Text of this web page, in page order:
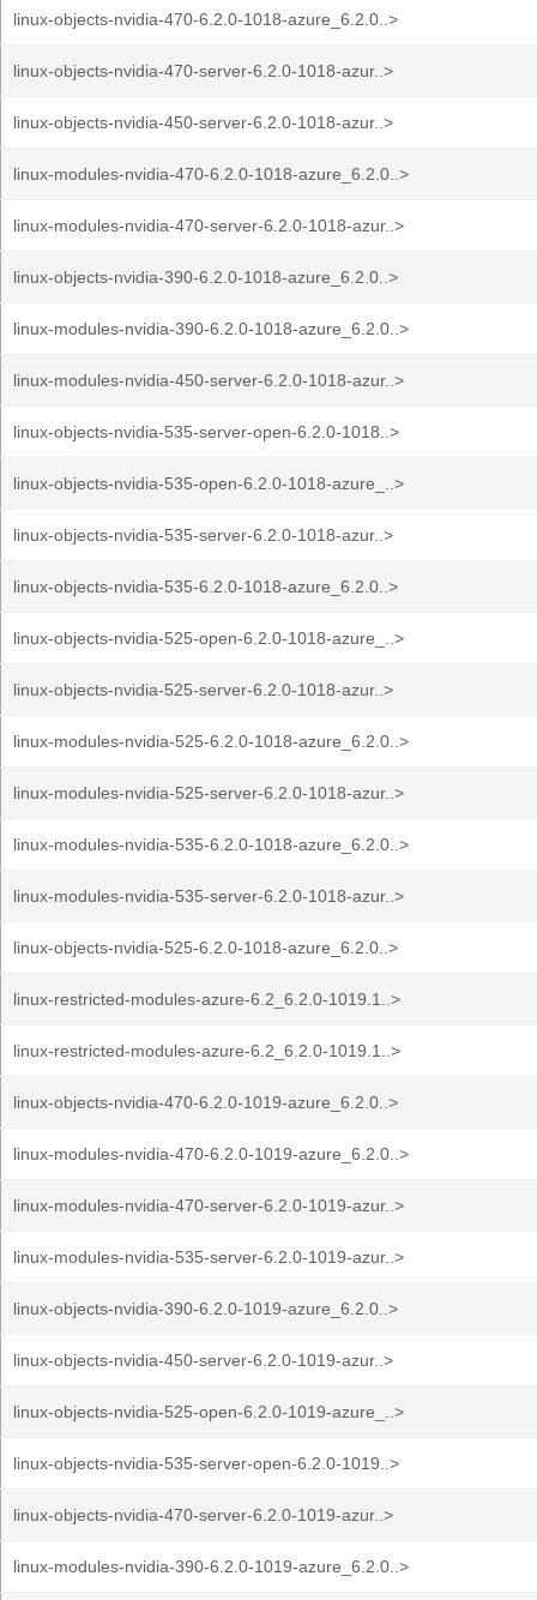
linux-objects-nvidia-470-6.2.0-1018-azure_6.2.0..>
linux-objects-nvidia-470-server-6.2.0-1018-azur..>
linux-objects-nvidia-450-server-6.2.0-1018-azur..>
linux-modules-nvidia-470-6.2.0-1018-azure_6.2.0..>
linux-modules-nvidia-470-server-6.2.0-1018-azur..>
linux-objects-nvidia-390-6.2.0-1018-azure_6.2.0..>
linux-modules-nvidia-390-6.2.0-1018-azure_6.2.0..>
linux-modules-nvidia-450-server-6.2.0-1018-azur..>
linux-objects-nvidia-535-server-open-6.2.0-1018..>
linux-objects-nvidia-535-open-6.2.0-1018-azure_..>
linux-objects-nvidia-535-server-6.2.0-1018-azur..>
linux-objects-nvidia-535-6.2.0-1018-azure_6.2.0..>
linux-objects-nvidia-525-open-6.2.0-1018-azure_..>
linux-objects-nvidia-525-server-6.2.0-1018-azur..>
linux-modules-nvidia-525-6.2.0-1018-azure_6.2.0..>
linux-modules-nvidia-525-server-6.2.0-1018-azur..>
linux-modules-nvidia-535-6.2.0-1018-azure_6.2.0..>
linux-modules-nvidia-535-server-6.2.0-1018-azur..>
linux-objects-nvidia-525-6.2.0-1018-azure_6.2.0..>
linux-restricted-modules-azure-6.2_6.2.0-1019.1..>
linux-restricted-modules-azure-6.2_6.2.0-1019.1..>
linux-objects-nvidia-470-6.2.0-1019-azure_6.2.0..>
linux-modules-nvidia-470-6.2.0-1019-azure_6.2.0..>
linux-modules-nvidia-470-server-6.2.0-1019-azur..>
linux-modules-nvidia-535-server-6.2.0-1019-azur..>
linux-objects-nvidia-390-6.2.0-1019-azure_6.2.0..>
linux-objects-nvidia-450-server-6.2.0-1019-azur..>
linux-objects-nvidia-525-open-6.2.0-1019-azure_..>
linux-objects-nvidia-535-server-open-6.2.0-1019..>
linux-objects-nvidia-470-server-6.2.0-1019-azur..>
linux-modules-nvidia-390-6.2.0-1019-azure_6.2.0..>